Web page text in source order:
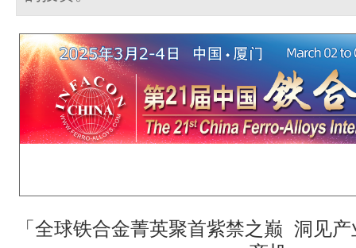
「全球铁合金菁英聚首紫禁之巅 洞见